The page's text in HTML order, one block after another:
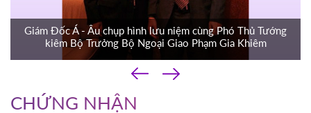
Giám Đốc Á - Âu chụp hình lưu niệm cùng Phó Thủ Tướng
kiêm Bộ Trưởng Bộ Ngoại Giao Phạm Gia Khiêm
‹
›
CHỨNG NHẬN